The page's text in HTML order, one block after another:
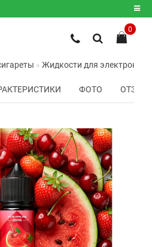
Регистрация
Авторизация
Мои
закладки0
Сравнение
товаров
0
Жидкости для электронных
ФОТО